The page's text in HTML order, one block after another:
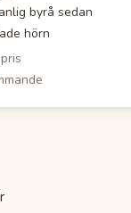
byrå sedan
hörn